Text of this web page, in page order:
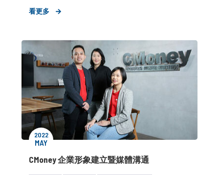
看更多
2022
MAY
CMoney 企業形象建立暨媒體溝通